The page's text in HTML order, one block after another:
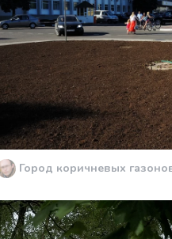
Город коричневых